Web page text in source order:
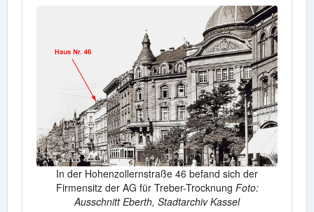
In der Hohenzollernstraße 46 befand sich der
Firmensitz der AG für Treber-Trocknung Foto:
Ausschnitt Eberth, Stadtarchiv Kassel